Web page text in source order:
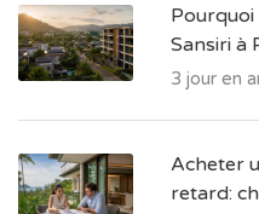
Sansiri à
3 jour en
Acheter
retard: